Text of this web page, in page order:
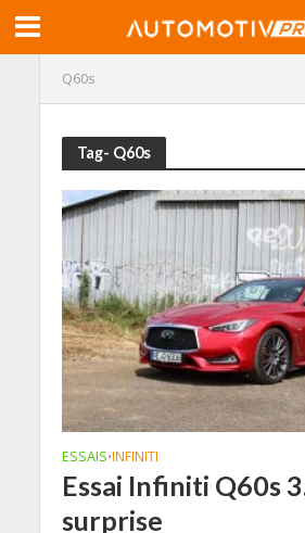
Q60s
Tag- Q60s
ESSAIS•INFINITI
Essai Infiniti Q60s
surprise